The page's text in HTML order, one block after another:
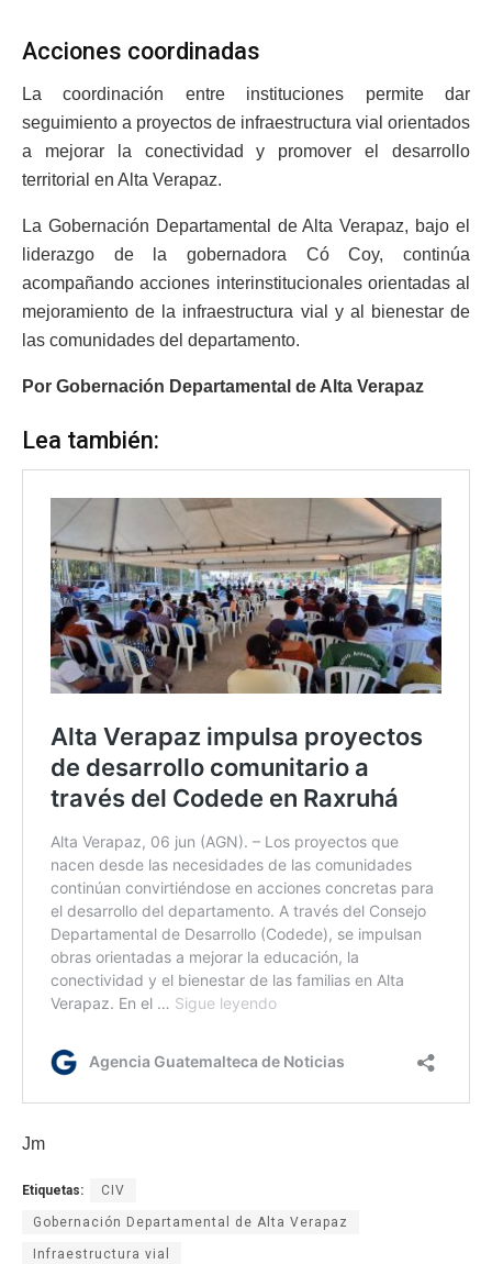
Acciones coordinadas
La coordinación entre instituciones permite dar
seguimiento a proyectos de infraestructura vial orientados
a mejorar la conectividad y promover el desarrollo
territorial en Alta Verapaz.
La Gobernación Departamental de Alta Verapaz, bajo el
liderazgo de la gobernadora Có Coy, continúa
acompañando acciones interinstitucionales orientadas al
mejoramiento de la infraestructura vial y al bienestar de
las comunidades del departamento.
Por Gobernación Departamental de Alta Verapaz
Lea también:
Jm
Etiquetas: CIV
Gobernación Departamental de Alta Verapaz
Infraestructura vial